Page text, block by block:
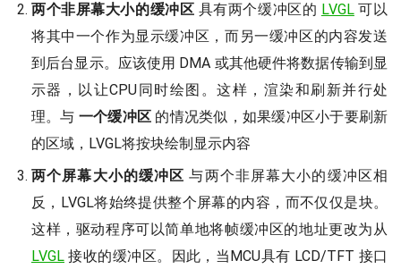
两个非屏幕大小的缓冲区 具有两个缓冲区的 LVGL可以
将其中一个作为显示缓冲区，而另一缓冲区的内容发送
到后台显示。应该使用 DMA 或其他硬件将数据传输到显
示器，以让CPU同时绘图。这样，渲染和刷新并行处
理。与 一个缓冲区 的情况类似，如果缓冲区小于要刷新
的区域，LVGL将按块绘制显示内容
两个屏幕大小的缓冲区 与两个非屏幕大小的缓冲区相
反，LVGL将始终提供整个屏幕的内容，而不仅仅是块。
这样，驱动程序可以简单地将帧缓冲区的地址更改为从
LVGL 接收的缓冲区。因此，当MCU具有 LCD/TFT 接口